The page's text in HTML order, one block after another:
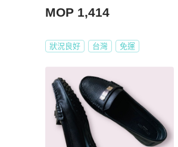
MOP 1,414
狀況良好 台灣 免運